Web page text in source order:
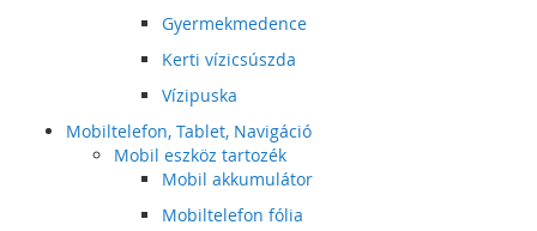
Gyermekmedence
Kerti vízicsúszda
Vízipuska
Mobiltelefon, Tablet, Navigáció
Mobil eszköz tartozék
Mobil akkumulátor
Mobiltelefon fólia